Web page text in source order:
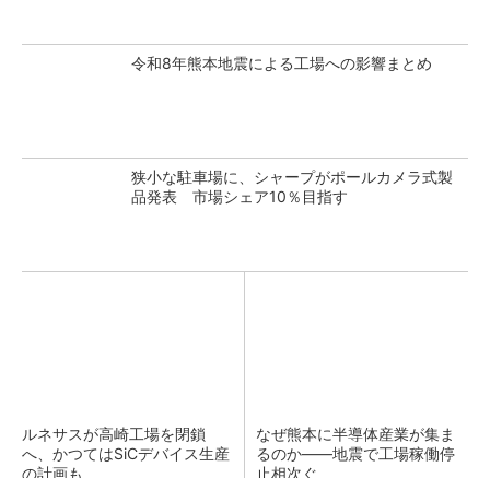
令和8年熊本地震による工場への影響まとめ
狭小な駐車場に、シャープがポールカメラ式製
品発表 市場シェア10％目指す
ルネサスが高崎工場を閉鎖
へ、かつてはSiCデバイス生産
の計画も
なぜ熊本に半導体産業が集ま
るのか――地震で工場稼働停
止相次ぐ